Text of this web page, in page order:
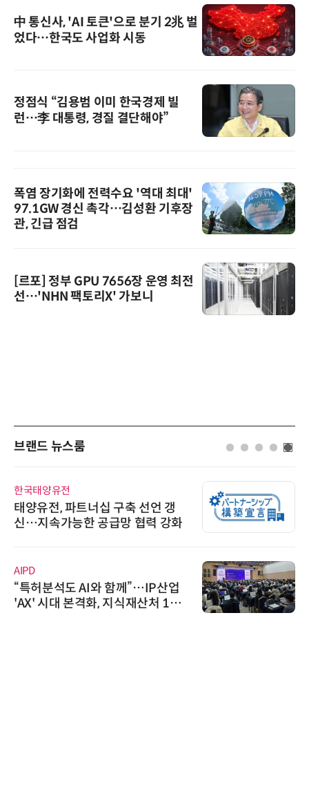
中 통신사, 'AI 토큰'으로 분기 2兆 벌
었다…한국도 사업화 시동
정점식 “김용범 이미 한국경제 빌
런…李 대통령, 경질 결단해야”
폭염 장기화에 전력수요 '역대 최대'
97.1GW 경신 촉각…김성환 기후장
관, 긴급 점검
[르포] 정부 GPU 7656장 운영 최전
선…'NHN 팩토리X' 가보니
브랜드 뉴스룸
한국태양유전
태양유전, 파트너십 구축 선언 갱
신…지속가능한 공급망 협력 강화
AIPD
“특허분석도 AI와 함께”…IP산업
'AX' 시대 본격화, 지식재산처 1호